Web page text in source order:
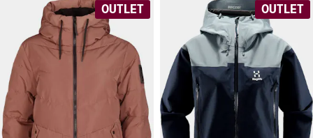
OUTLET OUTLET